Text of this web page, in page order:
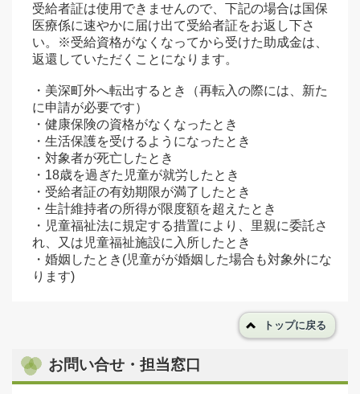
受給者証は使用できませんので、下記の場合は国保
医療係に速やかに届け出て受給者証をお返し下さ
い。※受給資格がなくなってから受けた助成金は、
返還していただくことになります。
・美深町外へ転出するとき（再転入の際には、新た
に申請が必要です）
・健康保険の資格がなくなったとき
・生活保護を受けるようになったとき
・対象者が死亡したとき
・18歳を過ぎた児童が就労したとき
・受給者証の有効期限が満了したとき
・生計維持者の所得が限度額を超えたとき
・児童福祉法に規定する措置により、里親に委託さ
れ、又は児童福祉施設に入所したとき
・婚姻したとき(児童がが婚姻した場合も対象外にな
ります)
トップに戻る
お問い合せ・担当窓口